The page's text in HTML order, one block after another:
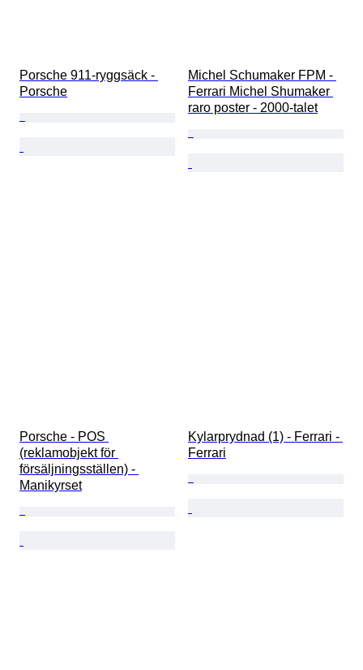
Porsche 911-ryggsäck -
Porsche
Michel Schumaker FPM -
Ferrari Michel Shumaker
raro poster - 2000-talet
Porsche - POS
(reklamobjekt för
försäljningsställen) -
Manikyrset
Kylarprydnad (1) - Ferrari -
Ferrari